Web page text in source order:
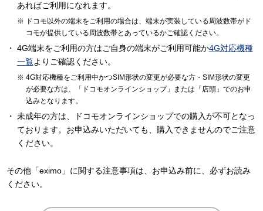
あればご利用になれます。
ドコモ以外の端末をご利用の場合は、端末が実装している周波数帯がド
コモが提供している周波数帯とあっているかご確認ください。
4G端末をご利用の方はご自身の端末がご利用可能か4G対応機種
一覧よりご確認ください。
4G対応機種をご利用中かつSIM形状の変更が必要な方・SIM形状の変更
が必要な方は、「ドコモオンラインショップ」または「店頭」でのお申
込みとなります。
未成年の方は、ドコモオンラインショップでの購入が不可となっ
ております。お申込みいただいても、購入できませんのでご注意
ください。
その他「eximo」に関する注意事項は、お申込み前に、必ずお読み
ください。